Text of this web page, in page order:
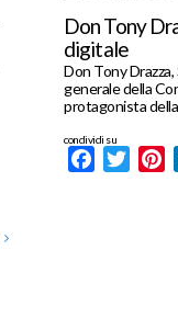
Don Tony
digitale
Don Tony
generale della
protagonista
condividi su
Facebook